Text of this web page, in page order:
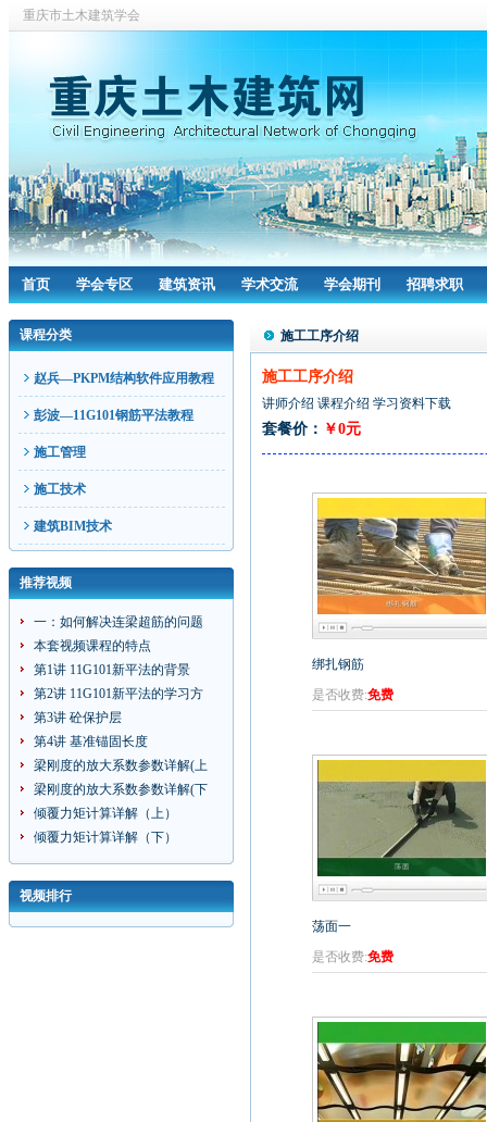
重庆市土木建筑学会
首页 学会专区 建筑资讯 学术交流 学会期刊 招聘求职
课程分类
赵兵—PKPM结构软件应用教程
彭波—11G101钢筋平法教程
施工管理
施工技术
建筑BIM技术
推荐视频
一：如何解决连梁超筋的问题
本套视频课程的特点
第1讲 11G101新平法的背景
第2讲 11G101新平法的学习方
第3讲 砼保护层
第4讲 基准锚固长度
梁刚度的放大系数参数详解(上
梁刚度的放大系数参数详解(下
倾覆力矩计算详解（上）
倾覆力矩计算详解（下）
视频排行
施工工序介绍
施工工序介绍
讲师介绍 课程介绍 学习资料下载
套餐价： ￥0元
绑扎钢筋
是否收费:免费
荡面一
是否收费:免费